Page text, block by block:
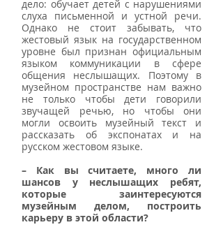
дело: обучает детей с нарушениями
слуха письменной и устной речи.
Однако не стоит забывать, что
жестовый язык на государственном
уровне был признан официальным
языком коммуникации в сфере
общения неслышащих. Поэтому в
музейном пространстве нам важно
не только чтобы дети говорили
звучащей речью, но чтобы они
могли освоить музейный текст и
рассказать об экспонатах и на
русском жестовом языке.
– Как вы считаете, много ли
шансов у неслышащих ребят,
которые  заинтересуются
музейным делом, построить
карьеру в этой области?